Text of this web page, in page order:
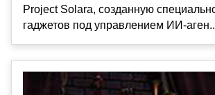
Project Solara, созданную
гаджетов под управлением ИИ-